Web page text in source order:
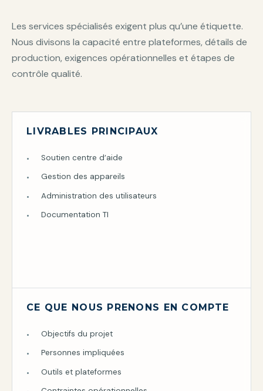
Les services spécialisés exigent plus qu’une étiquette.
Nous divisons la capacité entre plateformes, détails de
production, exigences opérationnelles et étapes de
contrôle qualité.
LIVRABLES PRINCIPAUX
Soutien centre d’aide
Gestion des appareils
Administration des utilisateurs
Documentation TI
CE QUE NOUS PRENONS EN COMPTE
Objectifs du projet
Personnes impliquées
Outils et plateformes